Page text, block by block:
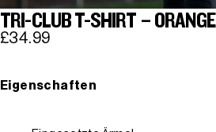
TRI-CLUB T-SHIRT – ORANGE
£34.99
Eigenschaften